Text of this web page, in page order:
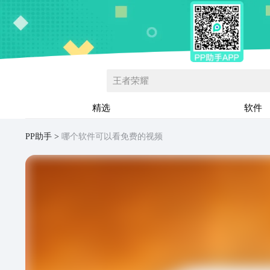
王者荣耀
精选 软件
PP助手 哪个软件可以看免费的视频